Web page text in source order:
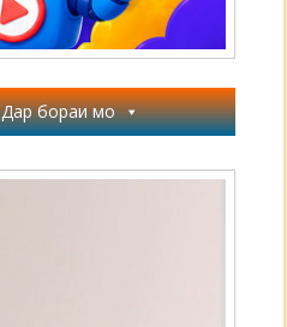
Дар бораи мо